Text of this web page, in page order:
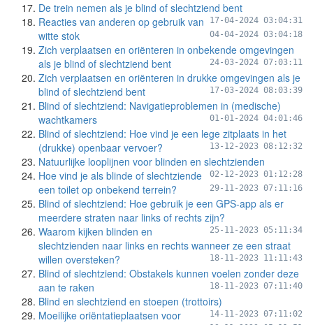
De trein nemen als je blind of slechtziend bent
17-04-2024 03:04:31
Reacties van anderen op gebruik van
witte stok
04-04-2024 03:04:18
Zich verplaatsen en oriënteren in onbekende omgevingen
als je blind of slechtziend bent
24-03-2024 07:03:11
Zich verplaatsen en oriënteren in drukke omgevingen als je
blind of slechtziend bent
17-03-2024 08:03:39
Blind of slechtziend: Navigatieproblemen in (medische)
wachtkamers
01-01-2024 04:01:46
Blind of slechtziend: Hoe vind je een lege zitplaats in het
(drukke) openbaar vervoer?
13-12-2023 08:12:32
Natuurlijke looplijnen voor blinden en slechtzienden
02-12-2023 01:12:28
Hoe vind je als blinde of slechtziende
een toilet op onbekend terrein?
29-11-2023 07:11:16
Blind of slechtziend: Hoe gebruik je een GPS-app als er
meerdere straten naar links of rechts zijn?
25-11-2023 05:11:34
Waarom kijken blinden en
slechtzienden naar links en rechts wanneer ze een straat
willen oversteken?
18-11-2023 11:11:43
Blind of slechtziend: Obstakels kunnen voelen zonder deze
aan te raken
18-11-2023 07:11:40
Blind en slechtziend en stoepen (trottoirs)
14-11-2023 07:11:02
Moeilijke oriëntatieplaatsen voor